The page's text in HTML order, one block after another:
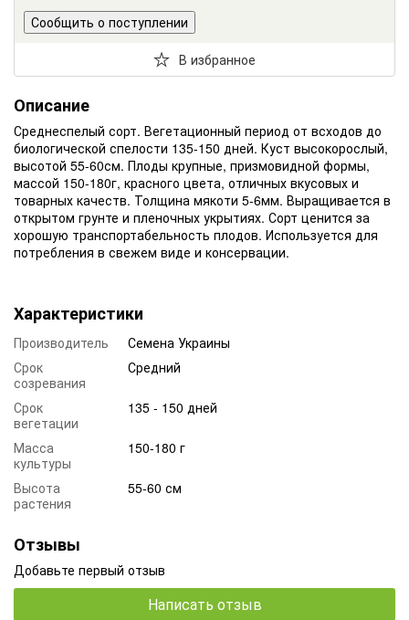
Сообщить о поступлении
В избранное
Описание
Среднеспелый сорт. Вегетационный период от всходов до
биологической спелости 135-150 дней. Куст высокорослый,
высотой 55-60см. Плоды крупные, призмовидной формы,
массой 150-180г, красного цвета, отличных вкусовых и
товарных качеств. Толщина мякоти 5-6мм. Выращивается в
открытом грунте и пленочных укрытиях. Сорт ценится за
хорошую транспортабельность плодов. Используется для
потребления в свежем виде и консервации.
Характеристики
Производитель
Семена Украины
Срок
созревания
Средний
Срок
вегетации
135 - 150 дней
Масса
культуры
150-180 г
Высота
растения
55-60 см
Отзывы
Добавьте первый отзыв
Написать отзыв